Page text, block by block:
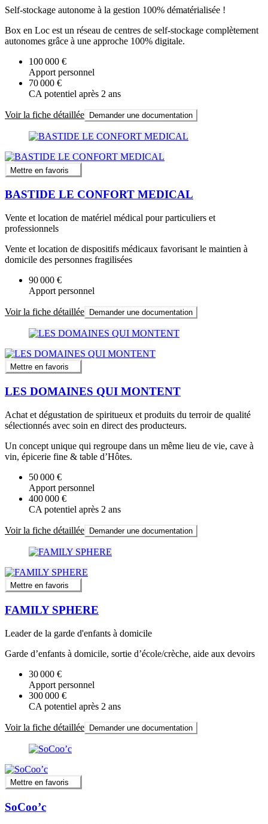
Self-stockage autonome à la gestion 100% dématérialisée !
Box en Loc est un réseau de centres de self-stockage complètement
autonomes grâce à une approche 100% digitale.
100 000 €
Apport personnel
70 000 €
CA potentiel après 2 ans
Voir la fiche détaillée Demander une documentation
Mettre en favoris
BASTIDE LE CONFORT MEDICAL
Vente et location de matériel médical pour particuliers et
professionnels
Vente et location de dispositifs médicaux favorisant le maintien à
domicile des personnes fragilisées
90 000 €
Apport personnel
Voir la fiche détaillée Demander une documentation
Mettre en favoris
LES DOMAINES QUI MONTENT
Achat et dégustation de spiritueux et produits du terroir de qualité
sélectionnés avec soin en direct des producteurs.
Un concept unique qui regroupe dans un même lieu de vie, cave à
vin, épicerie fine & table d’Hôtes.
50 000 €
Apport personnel
400 000 €
CA potentiel après 2 ans
Voir la fiche détaillée Demander une documentation
Mettre en favoris
FAMILY SPHERE
Leader de la garde d'enfants à domicile
Garde d’enfants à domicile, sortie d’école/crèche, aide aux devoirs
30 000 €
Apport personnel
300 000 €
CA potentiel après 2 ans
Voir la fiche détaillée Demander une documentation
Mettre en favoris
SoCoo’c